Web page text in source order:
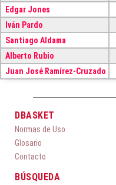
Edgar Jones
Iván Pardo
Santiago Aldama
Alberto Rubio
Juan José Ramírez-Cruzado
DBASKET
Normas de Uso
Glosario
Contacto
BÚSQUEDA